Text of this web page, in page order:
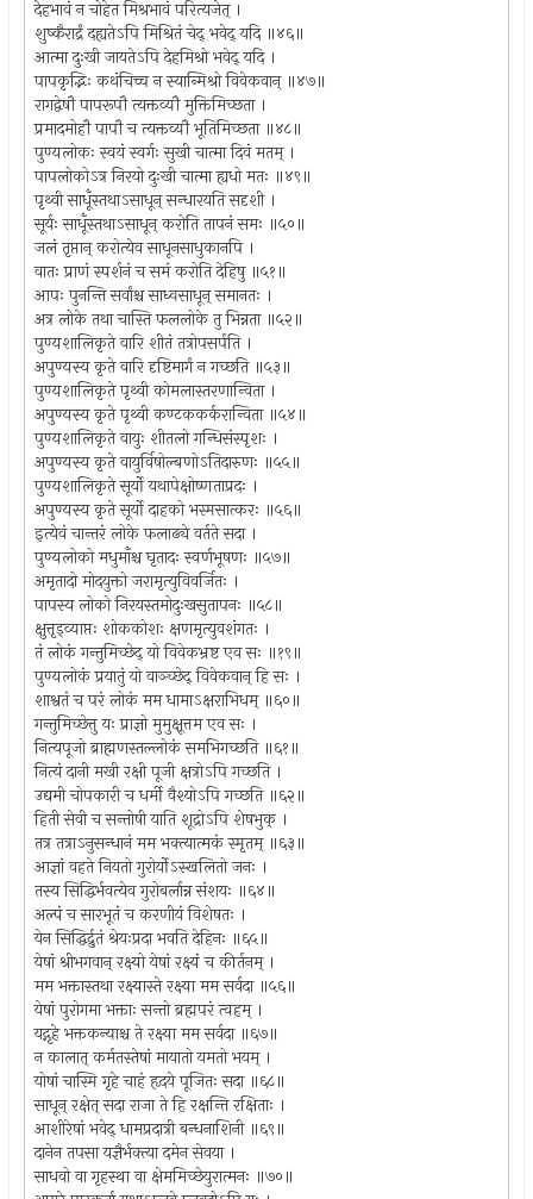
देहभावं न चोहेत मिश्रभावं परित्यजेत् ।
शुष्कैरार्द्रं दह्यतेऽपि मिश्रितं चेद् भवेद् यदि ॥४६॥
आत्मा दुःखी जायतेऽपि देहमिश्रो भवेद् यदि ।
पापकृद्भिः कथंचिच्च न स्यान्मिश्रो विवेकवान् ॥४७॥
रागद्वेषौ पापरूपौ त्यक्तव्यौ मुक्तिमिच्छता ।
प्रमादमोहौ पापौ च त्यक्तव्यौ भूतिमिच्छता ॥४८॥
पुण्यलोकः स्वयं स्वर्गः सुखी चात्मा दिवं मतम् ।
पापलोकोऽत्र निरयो दुःखी चात्मा ह्यधो मतः ॥४९॥
पृथ्वी साधूँस्तथाऽसाधून् सन्धारयति सदृशी ।
सूर्यः साधूँस्तथाऽसाधून् करोति तापनं समः ॥५०॥
जलं तृप्तान् करोत्येव साधूनसाधुकानपि ।
वातः प्राणं स्पर्शनं च समं करोति देहिषु ॥५१॥
आपः पुनन्ति सर्वांश्च साध्वसाधून् समानतः ।
अत्र लोके तथा चास्ति फललोके तु भिन्नता ॥५२॥
पुण्यशालिकृते वारि शीतं तत्रोपसर्पति ।
अपुण्यस्य कृते वारि दृष्टिमार्गं न गच्छति ॥५३॥
पुण्यशालिकृते पृथ्वी कोमलास्तरणान्विता ।
अपुण्यस्य कृते पृथ्वी कण्टककर्करान्विता ॥५४॥
पुण्यशालिकृते वायुः शीतलो गन्धिसंस्पृशः ।
अपुण्यस्य कृते वायुर्विषोल्बणोऽतिदारुणः ॥५५॥
पुण्यशालिकृते सूर्यो यथापेक्षोष्णताप्रदः ।
अपुण्यस्य कृते सूर्यो दाहको भस्मसात्करः ॥५६॥
इत्येवं चान्तरं लोके फलाढ्ये वर्तते सदा ।
पुण्यलोको मधुमाँश्च घृतादः स्वर्णभूषणः ॥५७॥
अमृतादो मोदयुक्तो जरामृत्युविवर्जितः ।
पापस्य लोको निरयस्तमोदुःखसुतापनः ॥५८॥
क्षुत्तृड्व्याप्तः शोककोशः क्षणमृत्युवशंगतः ।
तं लोकं गन्तुमिच्छेद् यो विवेकभ्रष्ट एव सः ॥१९॥
पुण्यलोकं प्रयातुं यो वाञ्च्छेद् विवेकवान् हि सः ।
शाश्वतं च परं लोकं मम धामाऽक्षराभिधम् ॥६०॥
गन्तुमिच्छेत्तु यः प्राज्ञो मुमुक्षूत्तम एव सः ।
नित्यपूजो ब्राह्मणस्तल्लोकं समभिगच्छति ॥६१॥
नित्यं दानी मखी रक्षी पूजी क्षत्रोऽपि गच्छति ।
उद्यमी चोपकारी च धर्मी वैश्योऽपि गच्छति ॥६२॥
हिती सेवी च सन्तोषी याति शूद्रोऽपि शेषभुक् ।
तत्र तत्राऽनुसन्धानं मम भक्त्यात्मकं स्मृतम् ॥६३॥
आज्ञां वहते नियतो गुरोर्योऽस्खलितो जनः ।
तस्य सिद्धिर्भवत्येव गुरोबर्लान्न संशयः ॥६४॥
अल्पं च सारभूतं च करणीयं विशेषतः ।
येन सिद्धिर्द्रुतं श्रेयःप्रदा भवति देहिनः ॥६५॥
येषां श्रीभगवान् रक्ष्यो येषां रक्ष्यं च कीर्तनम् ।
मम भक्तास्तथा रक्ष्यास्ते रक्ष्या मम सर्वदा ॥५६॥
येषां पुरोगमा भक्ताः सन्तो ब्रह्मपरं त्वहम् ।
यद्गृहे भक्तकन्याश्च ते रक्ष्या मम सर्वदा ॥६७॥
न कालात् कर्मतस्तेषां मायातो यमतो भयम् ।
योषां चास्मि गृहे चाहं हृदये पूजितः सदा ॥६८॥
साधून् रक्षेत् सदा राजा ते हि रक्षन्ति रक्षिताः ।
आशीरेषां भवेद् धामप्रदात्री बन्धनाशिनी ॥६९॥
दानेन तपसा यज्ञैर्भक्त्या दमेन सेवया ।
साधवो वा गृहस्था वा क्षेममिच्छेयुरात्मनः ॥७०॥